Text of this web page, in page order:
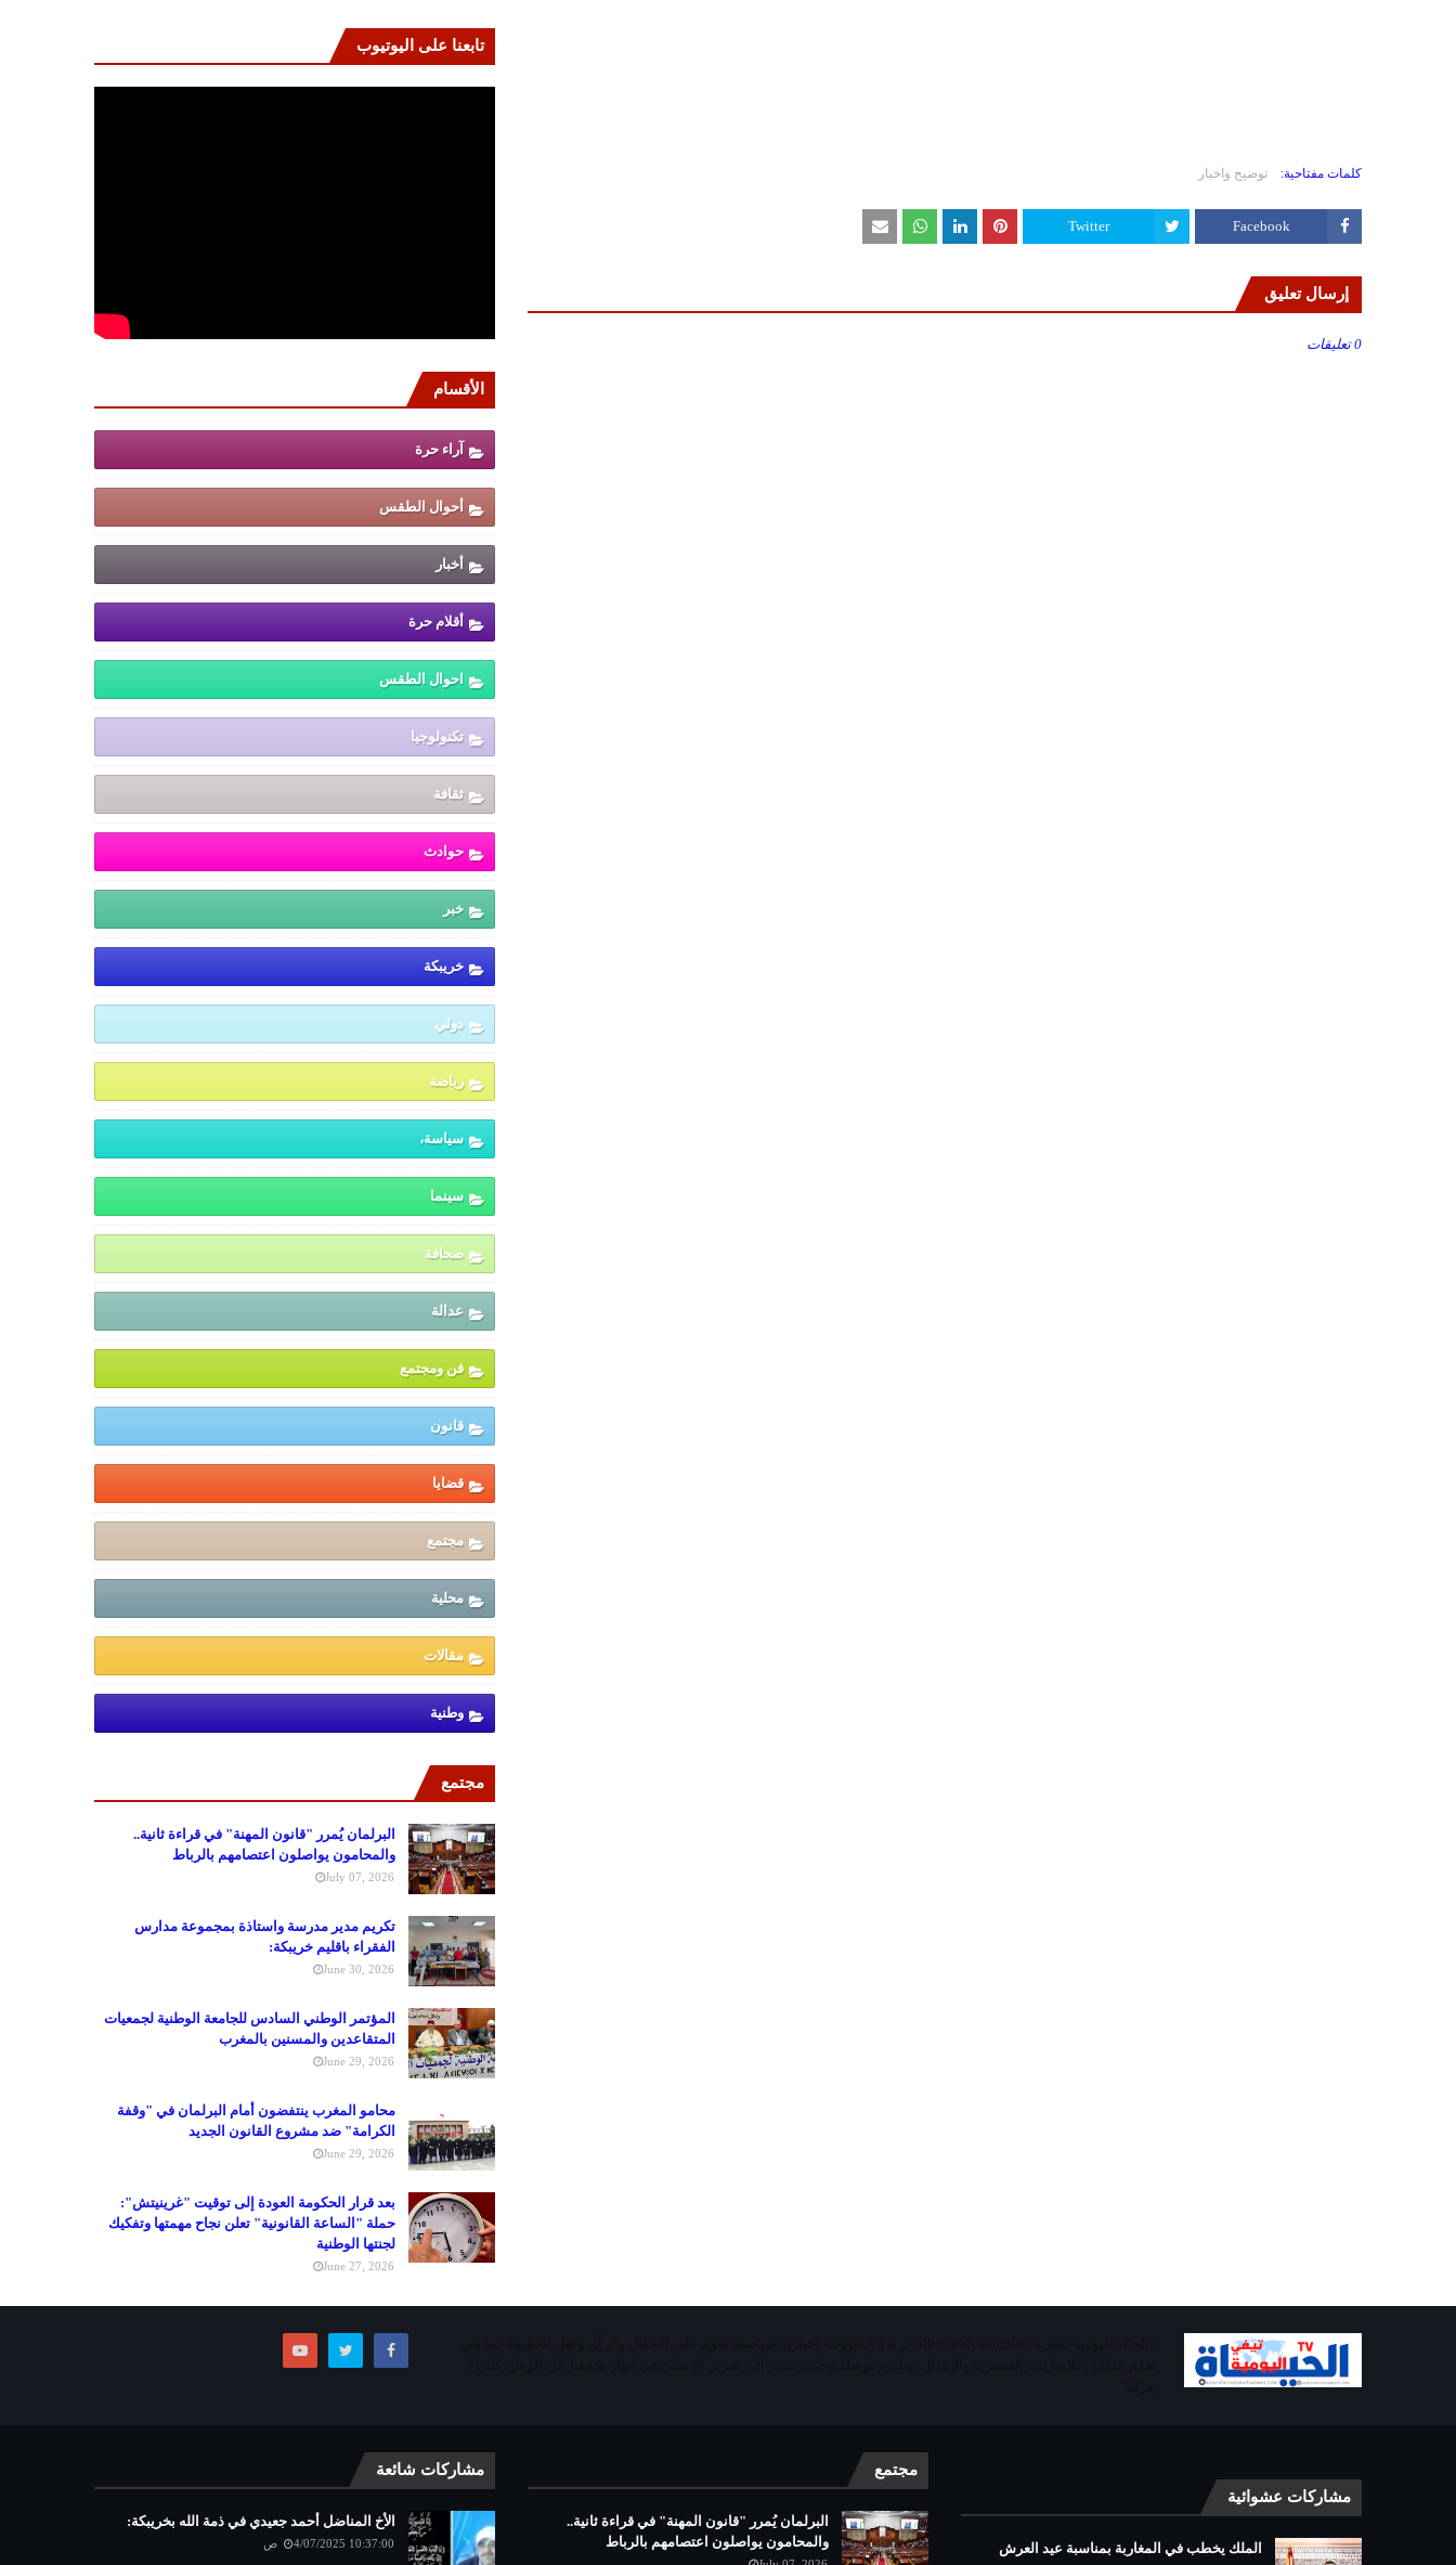
كلمات مفتاحية: توضيح واخبار
Facebook
Twitter
إرسال تعليق
0 تعليقات
تابعنا على اليوتيوب
الأقسام
آراء حرة
أحوال الطقس
أخبار
أقلام حرة
احوال الطقس
تكنولوجيا
ثقافة
حوادث
خبر
خريبكة
دولي
رياضة
سياسة،
سينما
صحافة
عدالة
فن ومجتمع
قانون
قضايا
مجتمع
محلية
مقالات
وطنية
مجتمع
البرلمان يُمرر "قانون المهنة" في قراءة ثانية..
والمحامون يواصلون اعتصامهم بالرباط
July 07, 2026
تكريم مدير مدرسة واستاذة بمجموعة مدارس
الفقراء باقليم خريبكة:
June 30, 2026
المؤتمر الوطني السادس للجامعة الوطنية لجمعيات
المتقاعدين والمسنين بالمغرب
June 29, 2026
محامو المغرب ينتفضون أمام البرلمان في "وقفة
الكرامة" ضد مشروع القانون الجديد
June 29, 2026
بعد قرار الحكومة العودة إلى توقيت "غرينيتش":
حملة "الساعة القانونية" تعلن نجاح مهمتها وتفكيك
لجنتها الوطنية
June 27, 2026
مشاركات عشوائية
الملك يخطب في المغاربة بمناسبة عيد العرش
مجتمع
البرلمان يُمرر "قانون المهنة" في قراءة ثانية..
والمحامون يواصلون اعتصامهم بالرباط
مشاركات شائعة
الأخ المناضل أحمد جعيدي في ذمة الله بخريبكة:
4/07/2025 10:37:00 ص